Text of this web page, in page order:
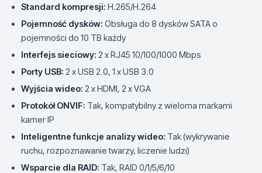
Standard kompresji: H.265/H.264
Pojemność dysków: Obsługa do 8 dysków SATA o
pojemności do 10 TB każdy
Interfejs sieciowy: 2 x RJ45 10/100/1000 Mbps
Porty USB: 2 x USB 2.0, 1 x USB 3.0
Wyjścia wideo: 2 x HDMI, 2 x VGA
Protokół ONVIF: Tak, kompatybilny z wieloma markami
kamer IP
Inteligentne funkcje analizy wideo: Tak (wykrywanie
ruchu, rozpoznawanie twarzy, liczenie ludzi)
Wsparcie dla RAID: Tak, RAID 0/1/5/6/10